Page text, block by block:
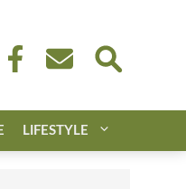
LIFESTYLE